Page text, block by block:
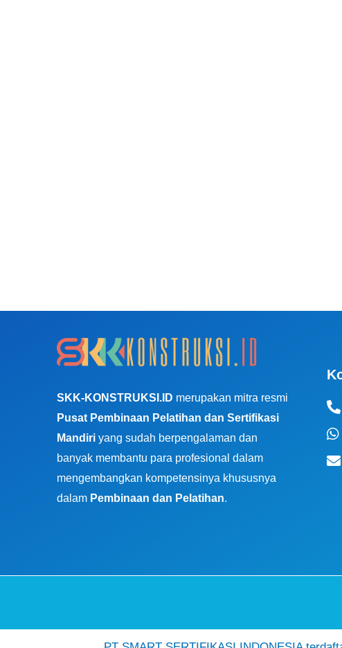
SKK-KONSTRUKSI.ID merupakan mitra resmi
Pusat Pembinaan Pelatihan dan Sertifikasi
Mandiri yang sudah berpengalaman dan
banyak membantu para profesional dalam
mengembangkan kompetensinya khususnya
dalam Pembinaan dan Pelatihan.